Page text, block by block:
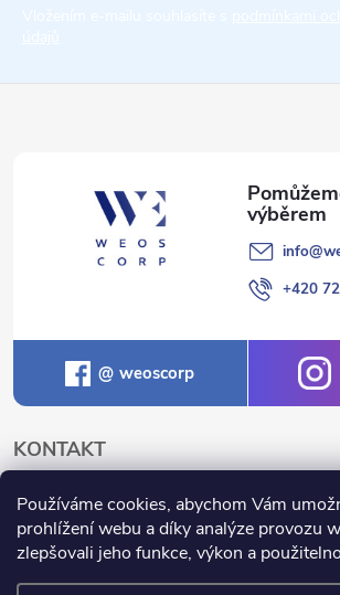
Používáme cookies, abychom Vám
prohlížení webu a díky analýze provozu
zlepšovali jeho funkce, výkon a
í
info@
+420
weoscorp
KONTAKT
NAKUPOVÁNÍ A INFORMACE